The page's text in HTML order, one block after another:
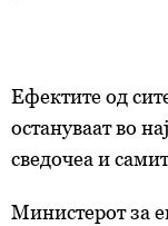
Ефектите од
остануваат во
сведочеа и
Министерот за